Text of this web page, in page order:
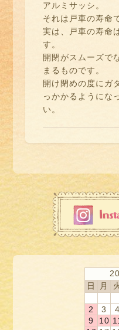
アルミサッシ。
それは戸車の寿命
実は、戸車の寿命
す。
開閉がスムーズで
まるものです。
開け閉めの度にガ
っかかるようにな
い。
日
月
2
3 4
9
10